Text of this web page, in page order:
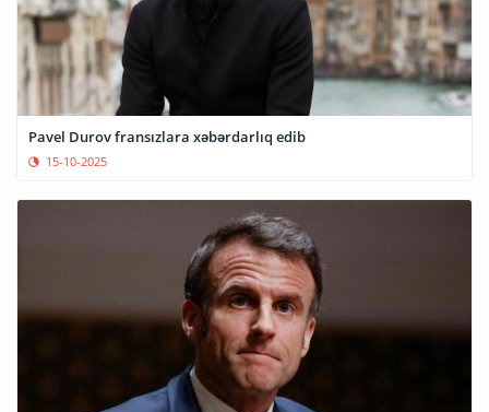
Pavel Durov fransızlara xəbərdarlıq edib
15-10-2025